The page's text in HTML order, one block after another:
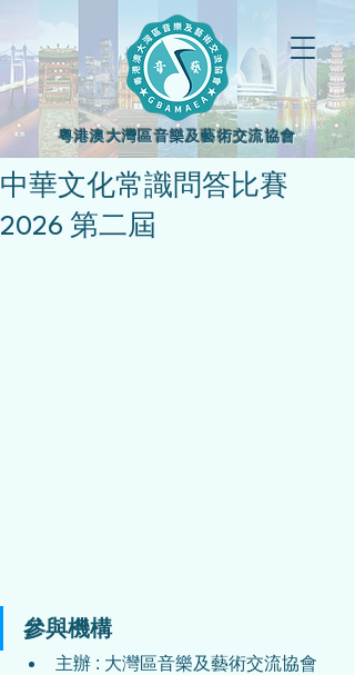
粵港澳大灣區音樂及藝術交流協會
中華文化常識問答比賽
2026 第二屆
參與機構
主辦 : 大灣區音樂及藝術交流協會